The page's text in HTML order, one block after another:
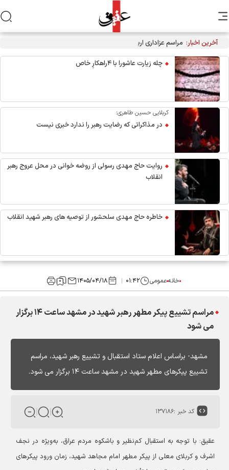
آخرین اخبار: مراسم عزاداری اربعین هیأت‌های دانشجویی در جوار محل شهادت
رهبر انقلاب
چله زیارت عاشورا با ۴راهکارِ خاص
کربلایی حسین طاهری:
در مذاکراتی که رضایت رهبر را ندارد خبری نیست
روایت حاج مهدی رسولی از روضه خوانی در محل عروج رهبر
انقلاب
خاطره حاج مهدی سلحشور از توصیه های رهبر شهید انقلاب
خانهعمومی ۰۱:۴۲ ۱۴۰۵/۰۴/۱۸
مراسم تشییع پیکر مطهر رهبر شهید در مشهد ساعت ۱۴ برگزار
می شود
مشهد- براساس اعلام ستاد استقبال و تشییع رهبر شهید، مراسم
تشییع پیکرهای مطهر شهید در مشهد ساعت ۱۴ برگزار می شود.
کد خبر :۱۳۷۱۸۶
عقیق: با توجه به استقبال کم‌نظیر و باشکوه مردم عراق، به‌ویژه در نجف
اشرف و کربلای معلی از پیکر مطهر امام مجاهد شهید، زمان ورود پیکرهای